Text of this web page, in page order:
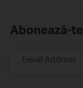
Abonează-te
Email Address